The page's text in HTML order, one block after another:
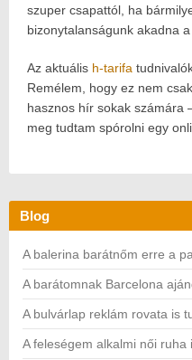
szuper csapattól, ha
bizonytalanságunk akadna
Az aktuális h-tarifa
Remélem, hogy ez nem
hasznos hír sokak számára
meg tudtam spórolni egy
Blog
A balerina barátnőm erre a
A barátomnak Barcelona
A bulvárlap reklám rovata is
A feleségem alkalmi női